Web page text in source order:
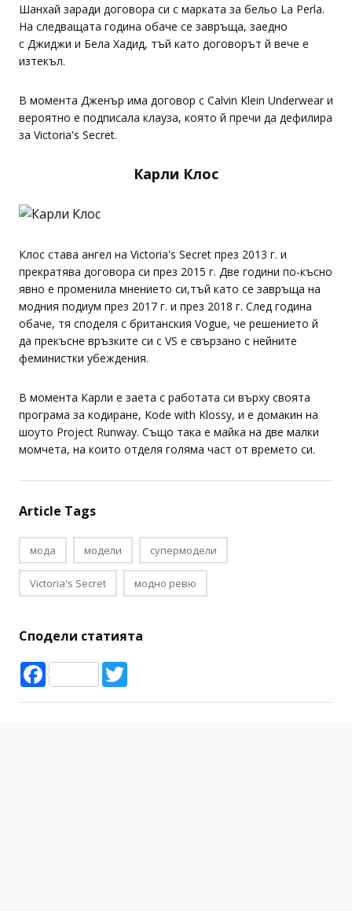
Шанхай заради договора си с марката за бельо La Perla.
На следващата година обаче се завръща, заедно
с Джиджи и Бела Хадид, тъй като договорът й вече е
изтекъл.
В момента Дженър има договор с Calvin Klein Underwear и
вероятно е подписала клауза, която й пречи да дефилира
за Victoria's Secret.
Карли Клос
Клос става ангел на Victoria's Secret през 2013 г. и
прекратява договора си през 2015 г. Две години по-късно
явно е променила мнението си,тъй като се завръща на
модния подиум през 2017 г. и през 2018 г. След година
обаче, тя споделя с британския Vogue, че решението й
да прекъсне връзките си с VS е свързано с нейните
феминистки убеждения.
В момента Карли е заета с работата си върху своята
програма за кодиране, Kode with Klossy, и е домакин на
шоуто Project Runway. Също така е майка на две малки
момчета, на които отделя голяма част от времето си.
Article Tags
мода модели супермодели
Victoria's Secret модно ревю
Сподели статията
Facebook